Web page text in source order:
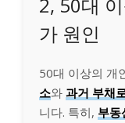
2, 50대
가 원인
50대 이상의 개
소와 과거 부채
니다. 특히, 부동